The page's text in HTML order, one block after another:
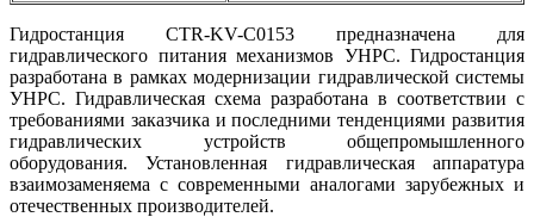
Гидростанция CTR-KV-C0153 предназначена для
гидравлического питания механизмов УНРС. Гидростанция
разработана в рамках модернизации гидравлической системы
УНРС. Гидравлическая схема разработана в соответствии с
требованиями заказчика и последними тенденциями развития
гидравлических устройств общепромышленного
оборудования. Установленная гидравлическая аппаратура
взаимозаменяема с современными аналогами зарубежных и
отечественных производителей.